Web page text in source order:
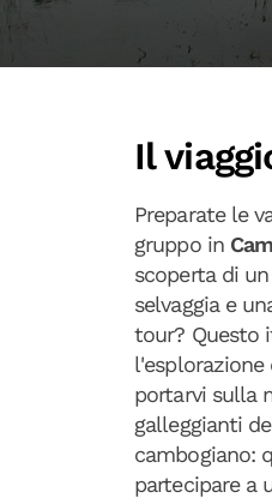
Il
Preparate le
gruppo in
scoperta di
selvaggia e
tour? Questo
portarvi sulla
galleggianti
cambogiano:
partecipare a